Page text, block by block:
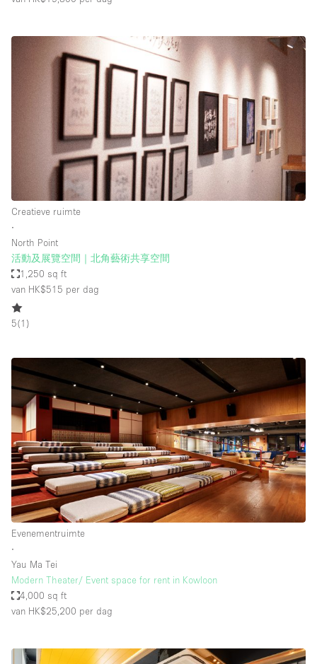
Creatieve ruimte
∙
North Point
活動及展覽空間｜北角藝術共享空間
1,250 sq ft
van HK$515 per dag
5(1 )
Evenementruimte
∙
Yau Ma Tei
Modern Theater/ Event space for rent in Kowloon
4,000 sq ft
van HK$25,200 per dag